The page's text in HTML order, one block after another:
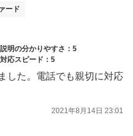
ード
説明の分かりやすさ：5
対応スピード：5
した。電話でも親切に対応
2021年8月14日 23:01